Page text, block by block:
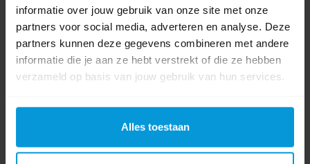
informatie over jouw gebruik van onze site met onze
partners voor social media, adverteren en analyse. Deze
partners kunnen deze gegevens combineren met andere
informatie die je aan ze hebt verstrekt of die ze hebben
verzameld op basis van jouw gebruik van hun services.
Alles toestaan
(25)
0 beoordeling(en)